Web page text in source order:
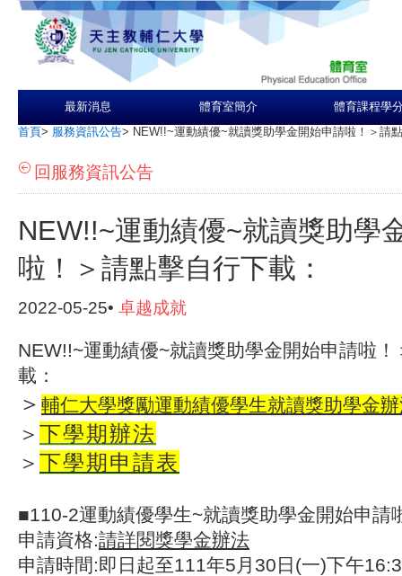
最新消息 體育室簡介 體育課程學
首頁> 服務資訊公告> NEW!!~運動績優~就讀獎助學金開始申請啦！＞請
回服務資訊公告
NEW!!~運動績優~就讀獎助學
啦！＞請點擊自行下載：
2022-05-25• 卓越成就
NEW!!~運動績優~就讀獎助學金開始申請啦！
載：
＞ 輔仁大學獎勵運動績優學生就讀獎助學金
＞ 下學期辦法
＞ 下學期申請表
■110-2運動績優學生~就讀獎助學金開始申請
申請資格:請詳閱獎學金辦法
申請時間:即日起至111年5月30日(一)下午